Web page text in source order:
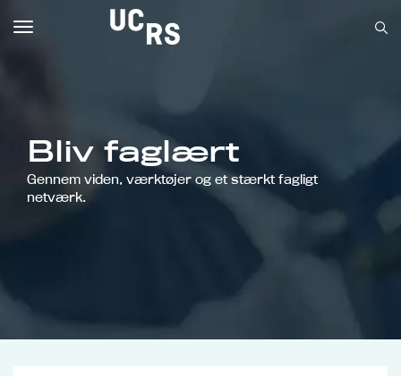
Om UCRS
Bliv faglært
Bliv faglært
Gennem viden, værktøjer og et stærkt fagligt
netværk.